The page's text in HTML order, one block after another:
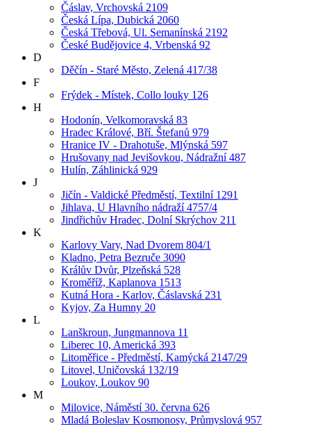
Čáslav, Vrchovská 2109
Česká Lípa, Dubická 2060
Česká Třebová, Ul. Semanínská 2192
České Budějovice 4, Vrbenská 92
D
Děčín - Staré Město, Zelená 417/38
F
Frýdek - Místek, Collo louky 126
H
Hodonín, Velkomoravská 83
Hradec Králové, Bří. Štefanů 979
Hranice IV - Drahotuše, Mlýnská 597
Hrušovany nad Jevišovkou, Nádražní 487
Hulín, Záhlinická 929
J
Jičín - Valdické Předměstí, Textilní 1291
Jihlava, U Hlavního nádraží 4757/4
Jindřichův Hradec, Dolní Skrýchov 211
K
Karlovy Vary, Nad Dvorem 804/1
Kladno, Petra Bezruče 3090
Králův Dvůr, Plzeňská 528
Kroměříž, Kaplanova 1513
Kutná Hora - Karlov, Čáslavská 231
Kyjov, Za Humny 20
L
Lanškroun, Jungmannova 11
Liberec 10, Americká 393
Litoměřice - Předměstí, Kamýcká 2147/29
Litovel, Uničovská 132/19
Loukov, Loukov 90
M
Milovice, Náměstí 30. června 626
Mladá Boleslav Kosmonosy, Průmyslová 957